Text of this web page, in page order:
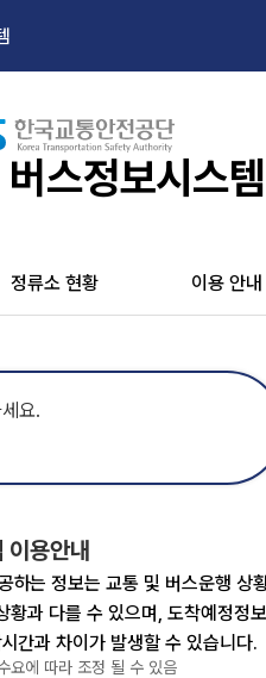
버스정보시스템
정류소 현황
이용 안내
이용안내
하는 정보는 교통 및 버스운행 상
황과 다를 수 있으며, 도착예정정
간과 차이가 발생할 수 있습니다.
요에 따라 조정 될 수 있음